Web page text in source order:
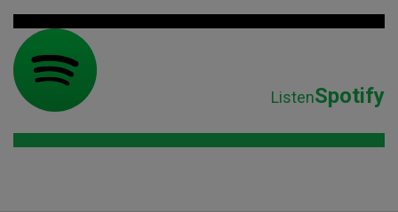
ListenSpotify